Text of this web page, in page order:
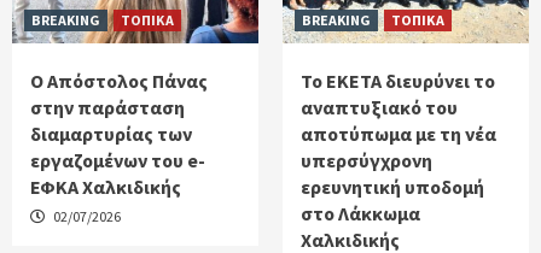
BREAKING ΤΟΠΙΚΑ
Ο Απόστολος Πάνας
στην παράσταση
διαμαρτυρίας των
εργαζομένων του e-
ΕΦΚΑ Χαλκιδικής
02/07/2026
BREAKING ΤΟΠΙΚΑ
Το ΕΚΕΤΑ διευρύνει το
αναπτυξιακό του
αποτύπωμα με τη νέα
υπερσύγχρονη
ερευνητική υποδομή
στο Λάκκωμα
Χαλκιδικής